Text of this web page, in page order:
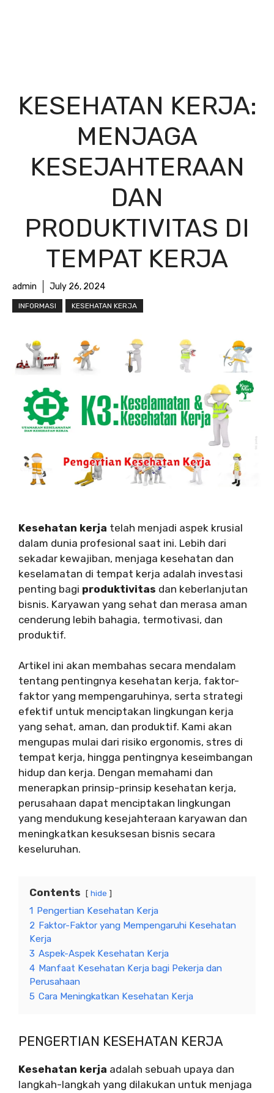
KESEHATAN KERJA:
MENJAGA
KESEJAHTERAAN
DAN
PRODUKTIVITAS DI
TEMPAT KERJA
admin July 26, 2024
INFORMASI KESEHATAN KERJA
Kesehatan kerja telah menjadi aspek krusial
dalam dunia profesional saat ini. Lebih dari
sekadar kewajiban, menjaga kesehatan dan
keselamatan di tempat kerja adalah investasi
penting bagi produktivitas dan keberlanjutan
bisnis. Karyawan yang sehat dan merasa aman
cenderung lebih bahagia, termotivasi, dan
produktif.
Artikel ini akan membahas secara mendalam
tentang pentingnya kesehatan kerja, faktor-
faktor yang mempengaruhinya, serta strategi
efektif untuk menciptakan lingkungan kerja
yang sehat, aman, dan produktif. Kami akan
mengupas mulai dari risiko ergonomis, stres di
tempat kerja, hingga pentingnya keseimbangan
hidup dan kerja. Dengan memahami dan
menerapkan prinsip-prinsip kesehatan kerja,
perusahaan dapat menciptakan lingkungan
yang mendukung kesejahteraan karyawan dan
meningkatkan kesuksesan bisnis secara
keseluruhan.
Contents hide
1 Pengertian Kesehatan Kerja
2 Faktor-Faktor yang Mempengaruhi Kesehatan
Kerja
3 Aspek-Aspek Kesehatan Kerja
4 Manfaat Kesehatan Kerja bagi Pekerja dan
Perusahaan
5 Cara Meningkatkan Kesehatan Kerja
PENGERTIAN KESEHATAN KERJA
Kesehatan kerja adalah sebuah upaya dan
langkah-langkah yang dilakukan untuk menjaga